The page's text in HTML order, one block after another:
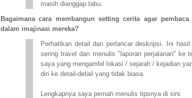
masih dianggap tabu.
Bagaimana cara membangun setting cerita agar
dalam imajinasi mereka?
Perhatikan detail dan perlancar deskripsi. Ini
sering travel dan menulis "laporan perjalanan" ke
saya yang mengambil lokasi / sejarah / kejadian
diri ke detail-detail yang tidak biasa.
Lengkapnya saya pernah menulis tipsnya di sini: